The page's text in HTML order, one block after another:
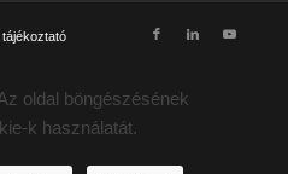
oldal böngészésének
k használatát.